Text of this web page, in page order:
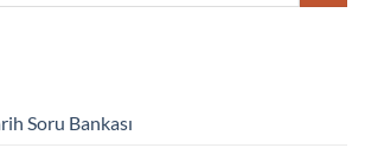
Soru Bankası